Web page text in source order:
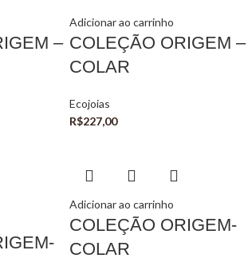
–
Adicionar ao carrinho
COLEÇÃO ORIGEM –
COLAR
Ecojoias
R$227,00
Adicionar ao carrinho
COLEÇÃO ORIGEM-
COLAR